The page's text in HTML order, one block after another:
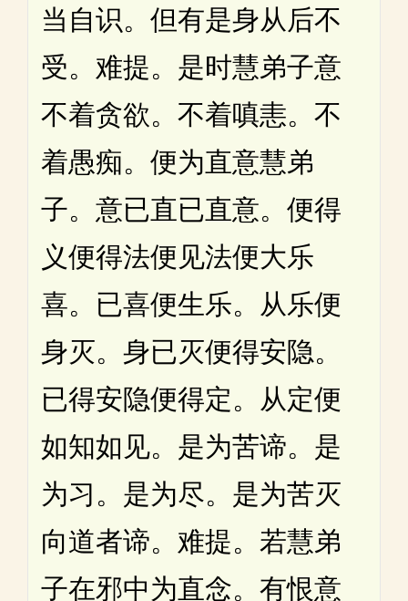
当自识。但有是身从后不
受。难提。是时慧弟子意
不着贪欲。不着嗔恚。不
着愚痴。便为直意慧弟
子。意已直已直意。便得
义便得法便见法便大乐
喜。已喜便生乐。从乐便
身灭。身已灭便得安隐。
已得安隐便得定。从定便
如知如见。是为苦谛。是
为习。是为尽。是为苦灭
向道者谛。难提。若慧弟
子在邪中为直念。有恨意